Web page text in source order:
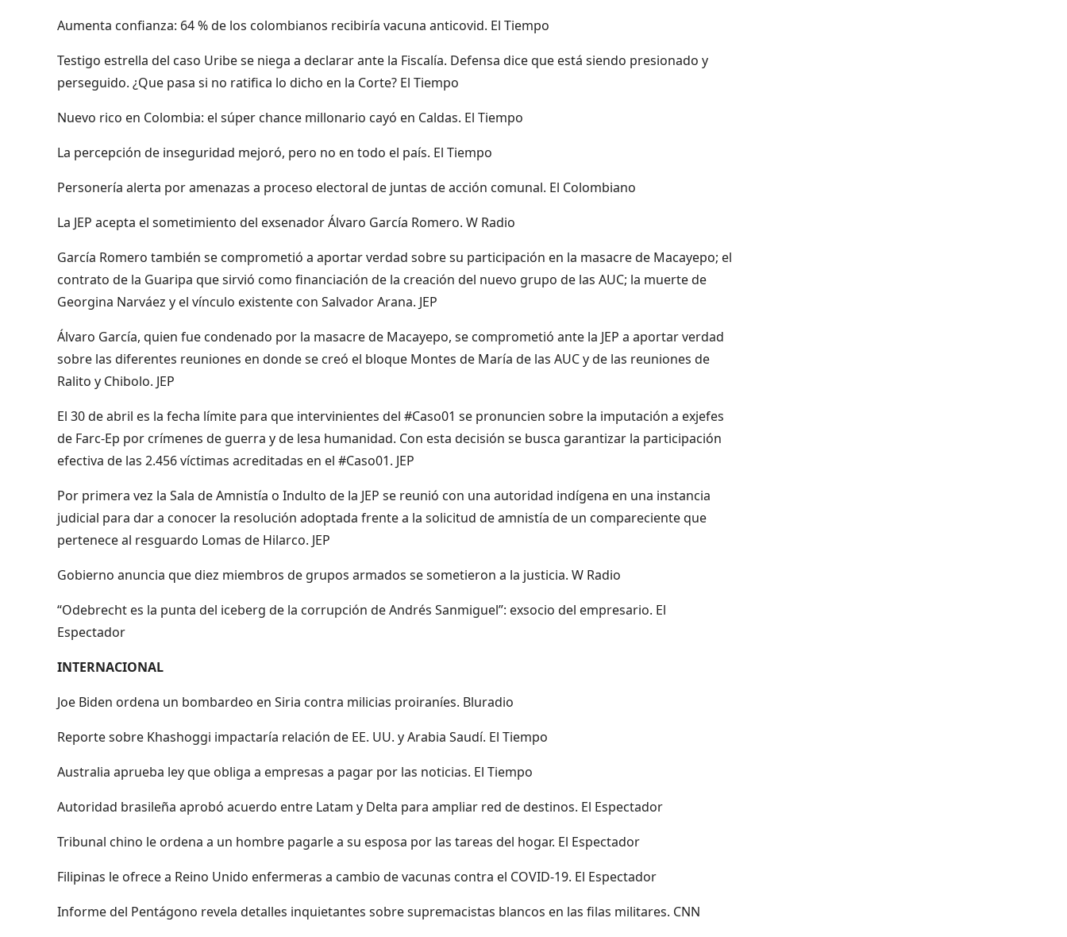
Aumenta confianza: 64 % de los colombianos recibiría vacuna anticovid. El Tiempo
Testigo estrella del caso Uribe se niega a declarar ante la Fiscalía. Defensa dice que está siendo presionado y
perseguido. ¿Que pasa si no ratifica lo dicho en la Corte? El Tiempo
Nuevo rico en Colombia: el súper chance millonario cayó en Caldas. El Tiempo
La percepción de inseguridad mejoró, pero no en todo el país. El Tiempo
Personería alerta por amenazas a proceso electoral de juntas de acción comunal. El Colombiano
La JEP acepta el sometimiento del exsenador Álvaro García Romero. W Radio
García Romero también se comprometió a aportar verdad sobre su participación en la masacre de Macayepo; el
contrato de la Guaripa que sirvió como financiación de la creación del nuevo grupo de las AUC; la muerte de
Georgina Narváez y el vínculo existente con Salvador Arana. JEP
Álvaro García, quien fue condenado por la masacre de Macayepo, se comprometió ante la JEP a aportar verdad
sobre las diferentes reuniones en donde se creó el bloque Montes de María de las AUC y de las reuniones de
Ralito y Chibolo. JEP
El 30 de abril es la fecha límite para que intervinientes del #Caso01 se pronuncien sobre la imputación a exjefes
de Farc-Ep por crímenes de guerra y de lesa humanidad. Con esta decisión se busca garantizar la participación
efectiva de las 2.456 víctimas acreditadas en el #Caso01. JEP
Por primera vez la Sala de Amnistía o Indulto de la JEP se reunió con una autoridad indígena en una instancia
judicial para dar a conocer la resolución adoptada frente a la solicitud de amnistía de un compareciente que
pertenece al resguardo Lomas de Hilarco. JEP
Gobierno anuncia que diez miembros de grupos armados se sometieron a la justicia. W Radio
“Odebrecht es la punta del iceberg de la corrupción de Andrés Sanmiguel”: exsocio del empresario. El
Espectador
INTERNACIONAL
Joe Biden ordena un bombardeo en Siria contra milicias proiraníes. Bluradio
Reporte sobre Khashoggi impactaría relación de EE. UU. y Arabia Saudí. El Tiempo
Australia aprueba ley que obliga a empresas a pagar por las noticias. El Tiempo
Autoridad brasileña aprobó acuerdo entre Latam y Delta para ampliar red de destinos. El Espectador
Tribunal chino le ordena a un hombre pagarle a su esposa por las tareas del hogar. El Espectador
Filipinas le ofrece a Reino Unido enfermeras a cambio de vacunas contra el COVID-19. El Espectador
Informe del Pentágono revela detalles inquietantes sobre supremacistas blancos en las filas militares. CNN